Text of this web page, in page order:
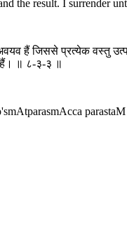
the result. I
हैं जिससे प्रत्येक वस्तु
हैं। ॥ ८-३-३ ॥